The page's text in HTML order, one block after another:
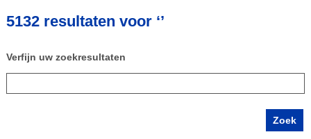
5132 resultaten voor ‘’
Verfijn uw zoekresultaten